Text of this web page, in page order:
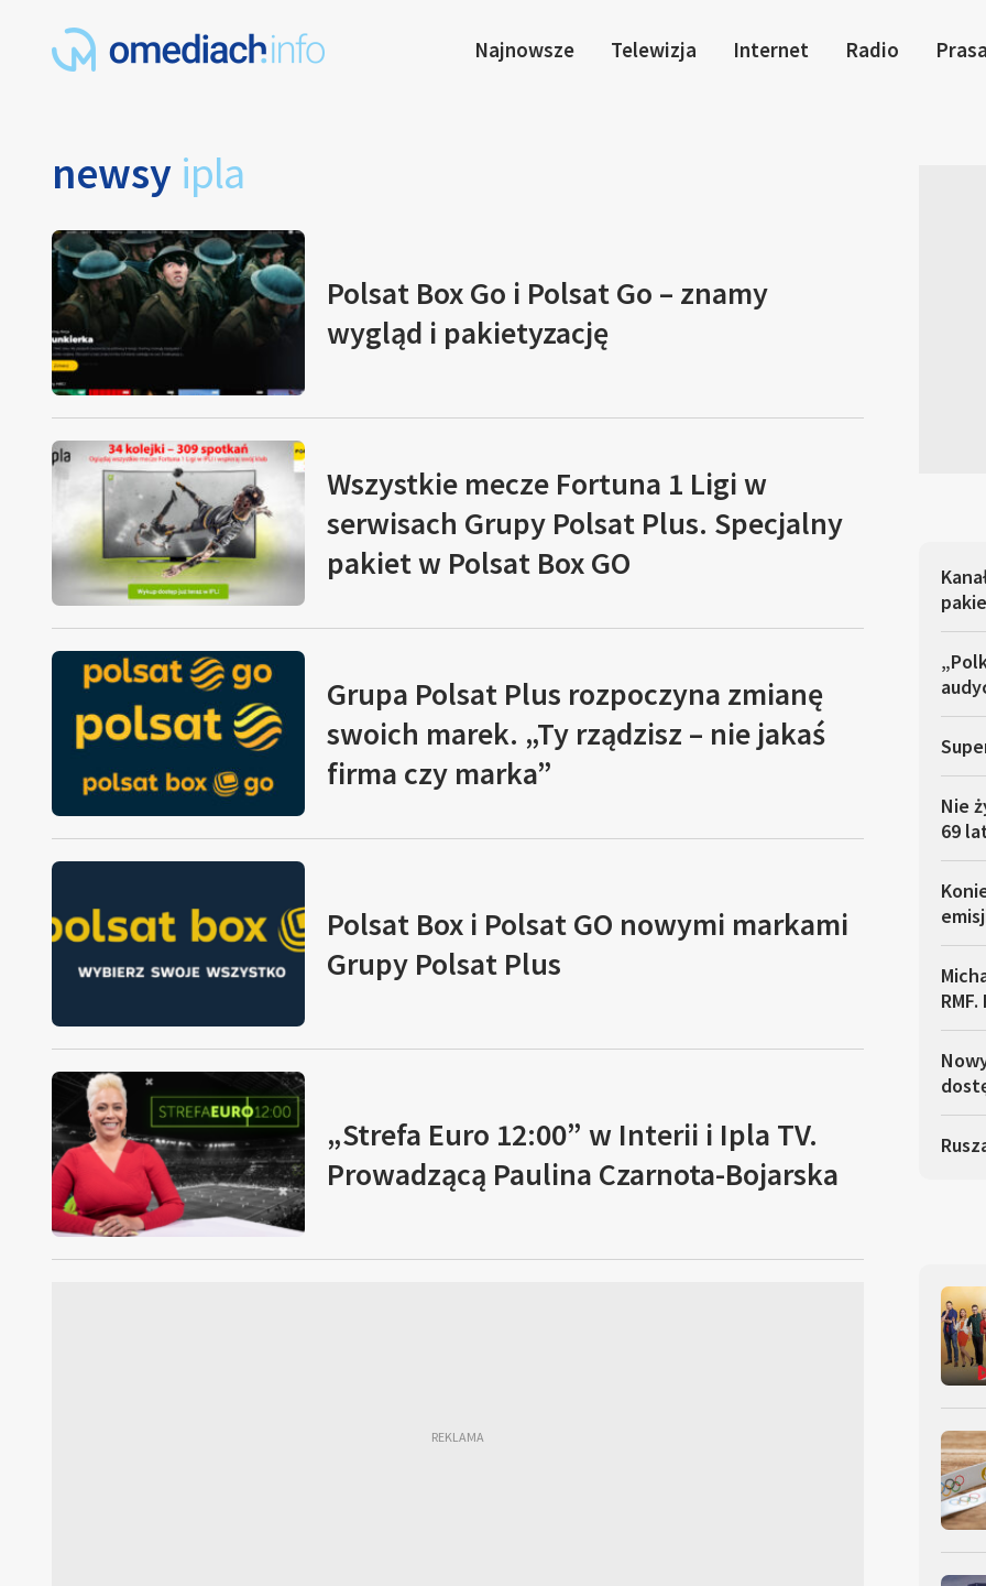
Najnowsze Telewizja Internet Radio Prasa
newsy ipla
Polsat Box Go i Polsat Go – znamy
wygląd i pakietyzację
Wszystkie mecze Fortuna 1 Ligi w
serwisach Grupy Polsat Plus. Specjalny
pakiet w Polsat Box GO
Grupa Polsat Plus rozpoczyna zmianę
swoich marek. „Ty rządzisz – nie jakaś
firma czy marka”
Polsat Box i Polsat GO nowymi markami
Grupy Polsat Plus
„Strefa Euro 12:00” w Interii i Ipla TV.
Prowadzącą Paulina Czarnota-Bojarska
Nie
69